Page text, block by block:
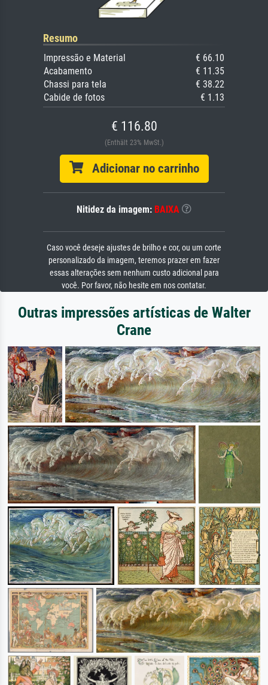
Resumo
Impressão e Material
€ 66.10
Acabamento
€ 11.35
Chassi para tela
€ 38.22
Cabide de fotos
€ 1.13
€ 116.80
(Enthält 23% MwSt.)
Adicionar no carrinho
Nitidez da imagem: BAIXA
Caso você deseje ajustes de brilho e cor, ou um corte
personalizado da imagem, teremos prazer em fazer
essas alterações sem nenhum custo adicional para
você. Por favor, não hesite em nos contatar.
Outras impressões artísticas de Walter
Crane